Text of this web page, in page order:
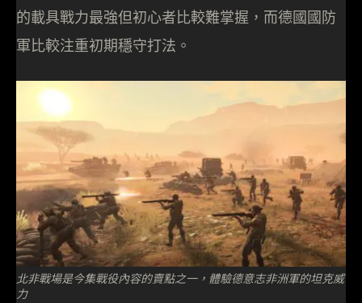
的載具戰力最強但初心者比較難掌握，而德國國防
軍比較注重初期穩守打法。
北非戰場是今集戰役內容的賣點之一，體驗德意志非洲軍的坦克威
力